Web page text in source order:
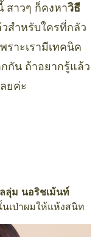
สาวๆ ก็คงหาวิธี
สำหรับใครที่กลัว
ราะเรามีเทคนิค
กัน ถ้าอยากรู้แล้ว
ยค่ะ
ลุ่ม นอริชเม้นท์
นเป่าผมให้แห้งสนิท